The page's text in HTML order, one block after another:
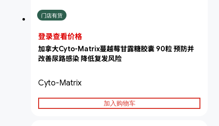
门店有货
登录查看价格
加拿大Cyto-Matrix蔓越莓甘露糖胶囊 90粒 预防并
改善尿路感染 降低复发风险
Cyto-Matrix
加入购物车